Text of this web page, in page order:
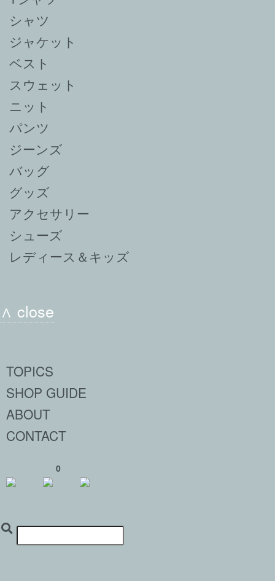
シャツ
ジャケット
ベスト
スウェット
ニット
パンツ
ジーンズ
バッグ
グッズ
アクセサリー
シューズ
レディース＆キッズ
∧ close
TOPICS
SHOP GUIDE
ABOUT
CONTACT
0